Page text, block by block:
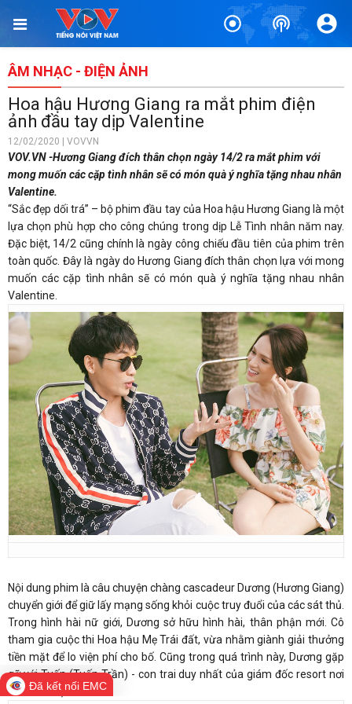
ÂM NHẠC - ĐIỆN ẢNH
Hoa hậu Hương Giang ra mắt phim điện
ảnh đầu tay dịp Valentine
12/02/2020 | VOVVN
VOV.VN -Hương Giang đích thân chọn ngày 14/2 ra mắt phim với
mong muốn các cặp tình nhân sẽ có món quà ý nghĩa tặng nhau nhân
Valentine.
“Sắc đẹp dối trá” – bộ phim đầu tay của Hoa hậu Hương Giang là một
lựa chọn phù hợp cho công chúng trong dịp Lễ Tình nhân năm nay.
Đặc biệt, 14/2 cũng chính là ngày công chiếu đầu tiên của phim trên
toàn quốc. Đây là ngày do Hương Giang đích thân chọn lựa với mong
muốn các cặp tình nhân sẽ có món quà ý nghĩa tặng nhau nhân
Valentine.
Nội dung phim là câu chuyện chàng cascadeur Dương (Hương Giang)
chuyển giới để giữ lấy mạng sống khỏi cuộc truy đuổi của các sát thủ.
Trong hình hài nữ giới, Dương sở hữu hình hài, thân phận mới. Cô
tham gia cuộc thi Hoa hậu Mẹ Trái đất, vừa nhằm giành giải thưởng
tiền mặt để lo viện phí cho bố. Cũng trong quá trình này, Dương gặp
gỡ với Tuấn (Tuấn Trần) - con trai duy nhất của giám đốc resort nơi
tổ chức cuộc thi.
Đã kết nối EMC